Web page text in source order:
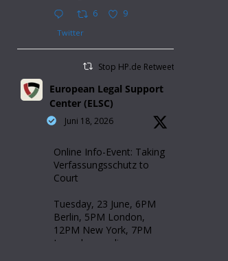
6 9
Twitter
Stop HP.de Retweetet
European Legal Support
Center (ELSC)
Juni 18, 2026
Online Info-Event: Taking
Verfassungsschutz to
Court
Tuesday, 23 June, 6PM
Berlin, 5PM London,
12PM New York, 7PM
Jerusalem, online.